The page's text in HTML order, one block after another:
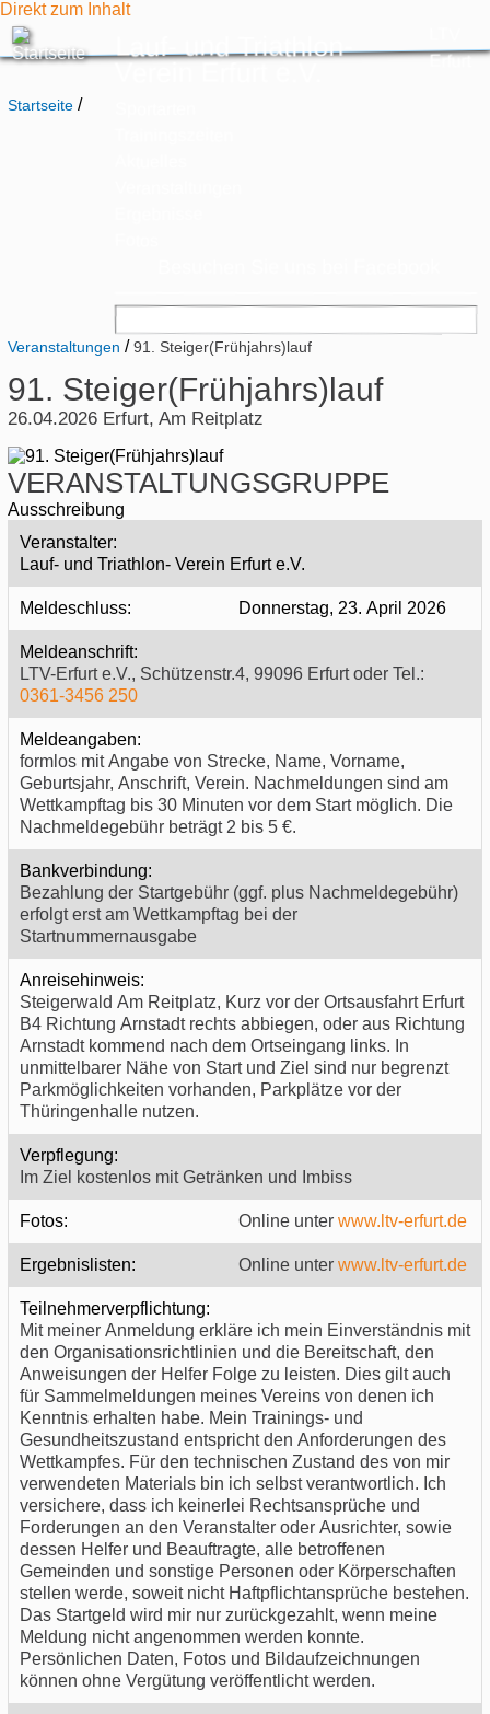
Direkt zum Inhalt
Lauf- und Triathlon- Erfurt
Startseite/
Veranstaltungen /91. Steiger(Frühjahrs)lauf
91. Steiger(Frühjahrs)lauf
26.04.2026Erfurt, Am Reitplatz
VERANSTALTUNGSGRUPPE
Ausschreibung
Veranstalter:
Lauf- und Triathlon- Verein Erfurt e.V.
Meldeschluss: Donnerstag, 23. April 2026
Meldeanschrift:
LTV-Erfurt e.V., Schützenstr.4, 99096 Erfurt oder Tel.:
0361-3456 250
Meldeangaben:
formlos mit Angabe von Strecke, Name, Vorname,
Geburtsjahr, Anschrift, Verein. Nachmeldungen sind am
Wettkampftag bis 30 Minuten vor dem Start möglich. Die
Nachmeldegebühr beträgt 2 bis 5 €.
Bankverbindung:
Bezahlung der Startgebühr (ggf. plus Nachmeldegebühr)
erfolgt erst am Wettkampftag bei der
Startnummernausgabe
Anreisehinweis:
Steigerwald Am Reitplatz, Kurz vor der Ortsausfahrt Erfurt
B4 Richtung Arnstadt rechts abbiegen, oder aus Richtung
Arnstadt kommend nach dem Ortseingang links. In
unmittelbarer Nähe von Start und Ziel sind nur begrenzt
Parkmöglichkeiten vorhanden, Parkplätze vor der
Thüringenhalle nutzen.
Verpflegung:
Im Ziel kostenlos mit Getränken und Imbiss
Fotos: Online unter www.ltv-erfurt.de
Ergebnislisten: Online unter www.ltv-erfurt.de
Teilnehmerverpflichtung:
Mit meiner Anmeldung erkläre ich mein Einverständnis mit
den Organisationsrichtlinien und die Bereitschaft, den
Anweisungen der Helfer Folge zu leisten. Dies gilt auch
für Sammelmeldungen meines Vereins von denen ich
Kenntnis erhalten habe. Mein Trainings- und
Gesundheitszustand entspricht den Anforderungen des
Wettkampfes. Für den technischen Zustand des von mir
verwendeten Materials bin ich selbst verantwortlich. Ich
versichere, dass ich keinerlei Rechtsansprüche und
Forderungen an den Veranstalter oder Ausrichter, sowie
dessen Helfer und Beauftragte, alle betroffenen
Gemeinden und sonstige Personen oder Körperschaften
stellen werde, soweit nicht Haftpflichtansprüche bestehen.
Das Startgeld wird mir nur zurückgezahlt, wenn meine
Meldung nicht angenommen werden konnte.
Persönlichen Daten, Fotos und Bildaufzeichnungen
können ohne Vergütung veröffentlicht werden.